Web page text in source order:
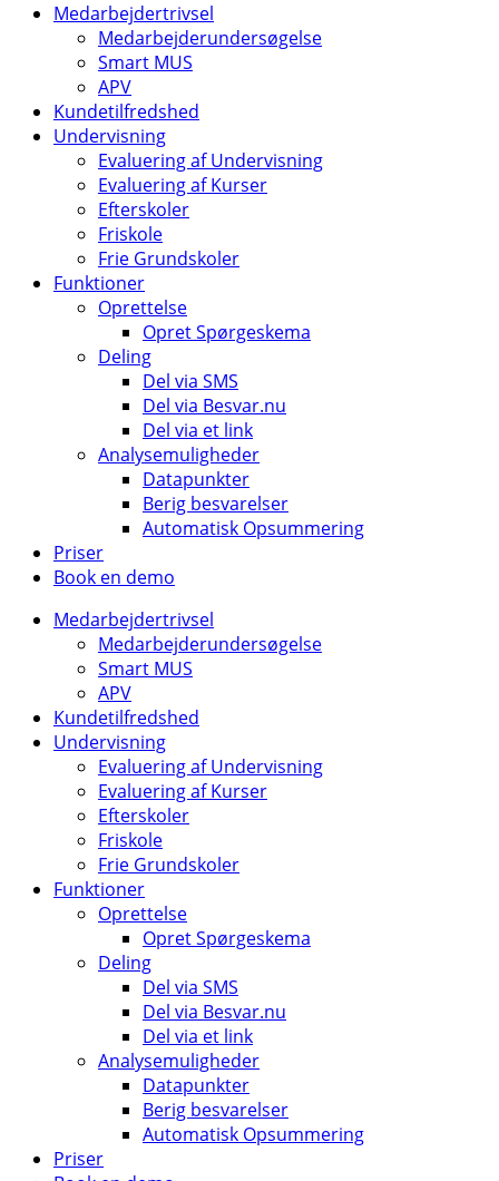
Medarbejdertrivsel
Medarbejderundersøgelse
Smart MUS
APV
Kundetilfredshed
Undervisning
Evaluering af Undervisning
Evaluering af Kurser
Efterskoler
Friskole
Frie Grundskoler
Funktioner
Oprettelse
Opret Spørgeskema
Deling
Del via SMS
Del via Besvar.nu
Del via et link
Analysemuligheder
Datapunkter
Berig besvarelser
Automatisk Opsummering
Priser
Book en demo
Medarbejdertrivsel
Medarbejderundersøgelse
Smart MUS
APV
Kundetilfredshed
Undervisning
Evaluering af Undervisning
Evaluering af Kurser
Efterskoler
Friskole
Frie Grundskoler
Funktioner
Oprettelse
Opret Spørgeskema
Deling
Del via SMS
Del via Besvar.nu
Del via et link
Analysemuligheder
Datapunkter
Berig besvarelser
Automatisk Opsummering
Priser